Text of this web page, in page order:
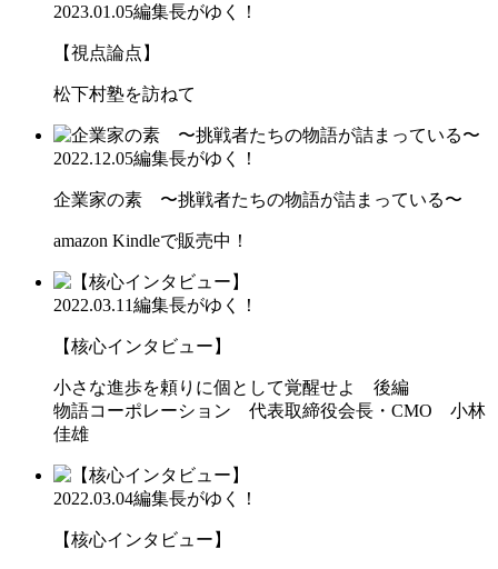
2023.01.05編集長がゆく！
【視点論点】
松下村塾を訪ねて
2022.12.05編集長がゆく！
企業家の素 〜挑戦者たちの物語が詰まっている〜
amazon Kindleで販売中！
2022.03.11編集長がゆく！
【核心インタビュー】
小さな進歩を頼りに個として覚醒せよ 後編
物語コーポレーション 代表取締役会長・CMO 小林
佳雄
2022.03.04編集長がゆく！
【核心インタビュー】